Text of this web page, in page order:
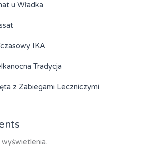
u Władka
IKA
Tradycja
z Zabiegami Leczniczymi